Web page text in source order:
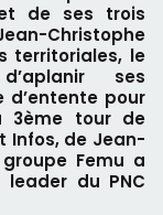
de ses trois
Christophe
territoriales, le
ses
d’entente pour
3ème tour de
Infos, de Jean-
Femu a
leader du PNC